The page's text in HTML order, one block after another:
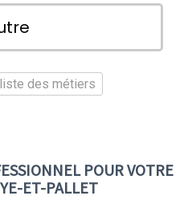
des métiers
POUR VOTRE
ET-PALLET